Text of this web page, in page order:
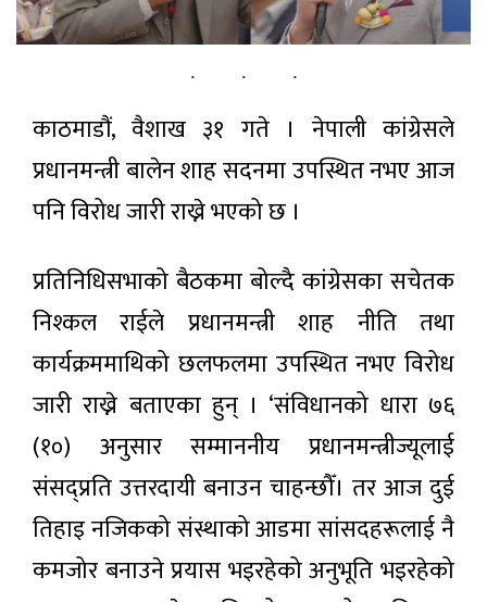
ताजा
प्रतिनिधिसभा
बैठक सुरु
(प्रत्यक्ष
प्रसारण)
उपहार
पहिलो
लक्की ड्र
सार्वजनिक,
पाए १०
लाख
१७ मिनेट अगाडी
नेप्से
४.०५
अंक घटे,
कारोबार
रकम
पनि घटे
२२ मिनेट
अगाडी
दूरसञ्चार
प्राधिकरणद्वारा
सेवा
प्रदायकलाई
आठबुँदे कडा
निर्देशन: फोजी
३७ मिनेट अगाडी
काठमाडौं, वैशाख ३१ गते । नेपाली कांग्रेसले
प्रधानमन्त्री बालेन शाह सदनमा उपस्थित नभए आज
पनि विरोध जारी राख्ने भएको छ ।
प्रतिनिधिसभाको बैठकमा बोल्दै कांग्रेसका सचेतक
निश्कल राईले प्रधानमन्त्री शाह नीति तथा
कार्यक्रममाथिको छलफलमा उपस्थित नभए विरोध
जारी राख्ने बताएका हुन् । ‘संविधानको धारा ७६
(१०) अनुसार सम्माननीय प्रधानमन्त्रीज्यूलाई
संसद्प्रति उत्तरदायी बनाउन चाहन्छौँ। तर आज दुई
तिहाइ नजिकको संस्थाको आडमा सांसदहरूलाई नै
कमजोर बनाउने प्रयास भइरहेको अनुभूति भइरहेको